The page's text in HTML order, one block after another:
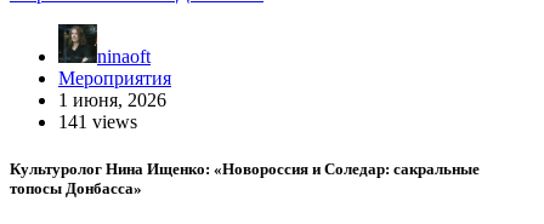
ninaoft
Мероприятия
1 июня, 2026
141 views
Культуролог Нина Ищенко: «Новороссия и Соледар: сакральные
топосы Донбасса»